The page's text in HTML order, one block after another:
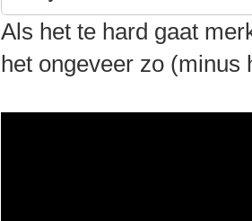
Als het te hard gaat
het ongeveer zo (minus